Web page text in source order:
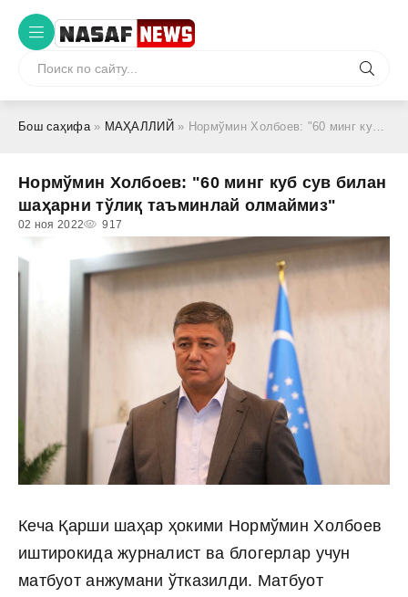
Бош саҳифа» МАҲАЛЛИЙ » Нормўмин Холбоев: "60 минг куб сув билан шаҳарни тўлиқ таъминлай олмаймиз"
Нормўмин Холбоев: "60 минг куб сув билан
шаҳарни тўлиқ таъминлай олмаймиз"
02 ноя 2022 917
Кеча Қарши шаҳар ҳокими Нормўмин Холбоев
иштирокида журналист ва блогерлар учун
матбуот анжумани ўтказилди. Матбуот